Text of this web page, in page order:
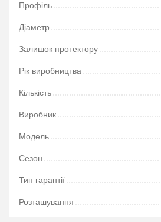
Профіль
Діаметр
Залишок протектору
Рік виробництва
Кількість
Виробник
Модель
Сезон
Тип гарантії
Розташування